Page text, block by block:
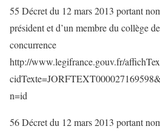
55 Décret du 12 mars 2013 portant
président et d’un membre du collège
concurrence
http://www.legifrance.gouv.fr/
n=id
56 Décret du 12 mars 2013 portant